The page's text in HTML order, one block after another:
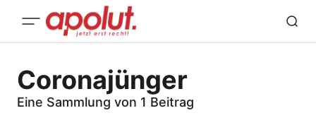
Coronajünger
Eine Sammlung von 1 Beitrag